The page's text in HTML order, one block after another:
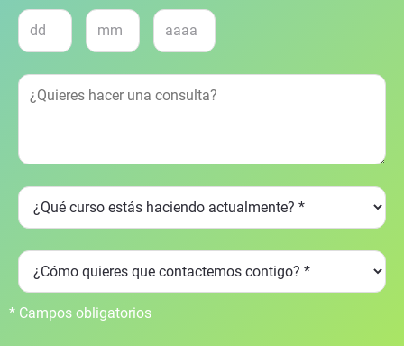
* Campos obligatorios